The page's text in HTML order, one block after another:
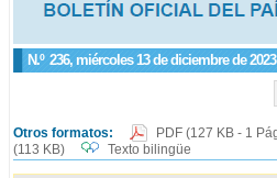
N.º 236, miércoles 13 de diciembre de 2023
Otros formatos: PDF (127 KB - 1
(113 KB)
Texto bilingüe